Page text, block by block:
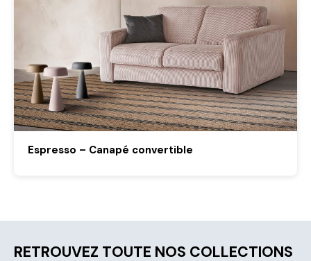
Espresso – Canapé convertible
RETROUVEZ TOUTE NOS COLLECTIONS